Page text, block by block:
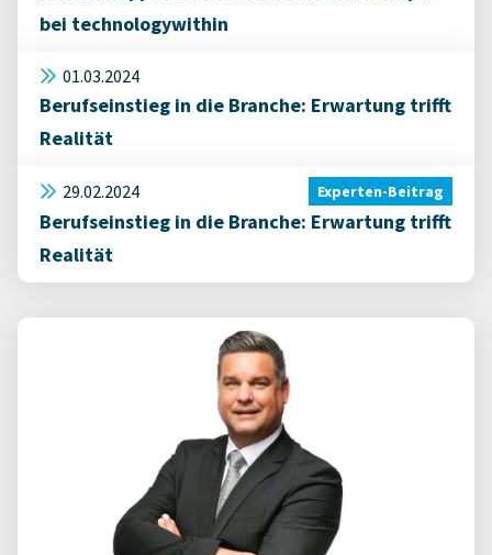
bei technologywithin
01.03.2024
Berufseinstieg in die Branche: Erwartung trifft
Realität
29.02.2024 Experten-Beitrag
Berufseinstieg in die Branche: Erwartung trifft
Realität